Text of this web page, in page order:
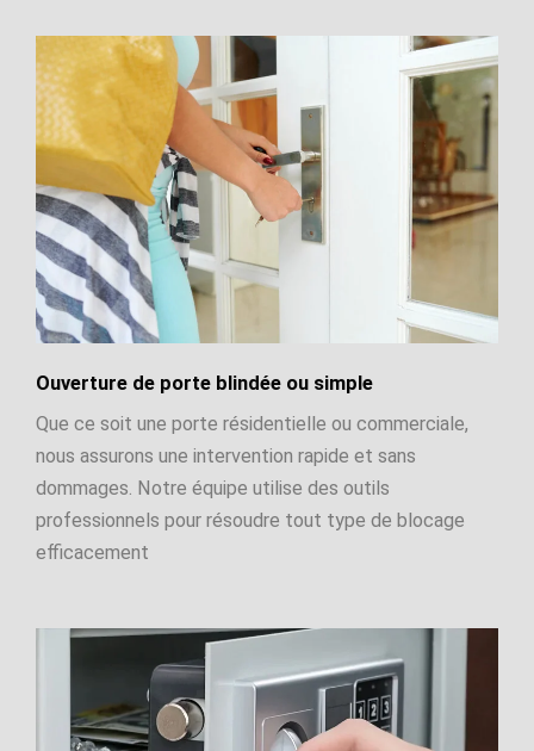
Ouverture de porte blindée ou simple
Que ce soit une porte résidentielle ou commerciale,
nous assurons une intervention rapide et sans
dommages. Notre équipe utilise des outils
professionnels pour résoudre tout type de blocage
efficacement